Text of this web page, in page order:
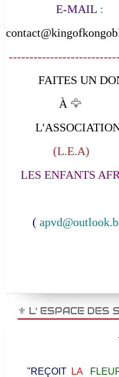
E-MAIL :
FAITES UN
À 🦅
(L.E.A)
LES ENFANTS
(
⚜️ L' ESPACE DES
"REÇOIT LA